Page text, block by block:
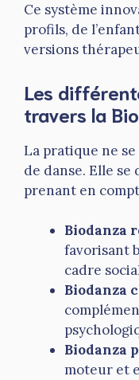
Ce système
profils, de
versions
Les
travers la
La pratique ne
de danse. Elle se
prenant en
Biodanza
favorisant
cadre
Biodanza
Biodanza
moteur et